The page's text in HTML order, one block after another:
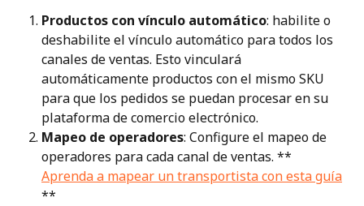
Productos con vínculo automático: habilite o
deshabilite el vínculo automático para todos los
canales de ventas. Esto vinculará
automáticamente productos con el mismo SKU
para que los pedidos se puedan procesar en su
plataforma de comercio electrónico.
Mapeo de operadores: Configure el mapeo de
operadores para cada canal de ventas. **
Aprenda a mapear un transportista con esta guía
**